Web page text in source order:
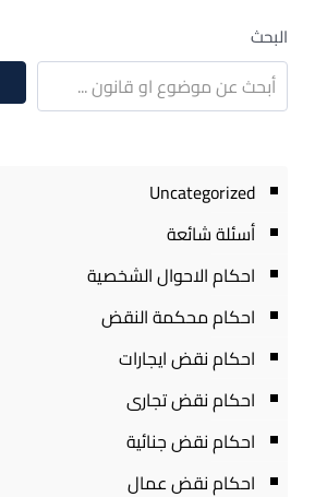
البحث
Uncategorized
أسئلة شائعة
احكام الاحوال الشخصية
احكام محكمة النقض
احكام نقض ايجارات
احكام نقض تجارى
احكام نقض جنائية
احكام نقض عمال